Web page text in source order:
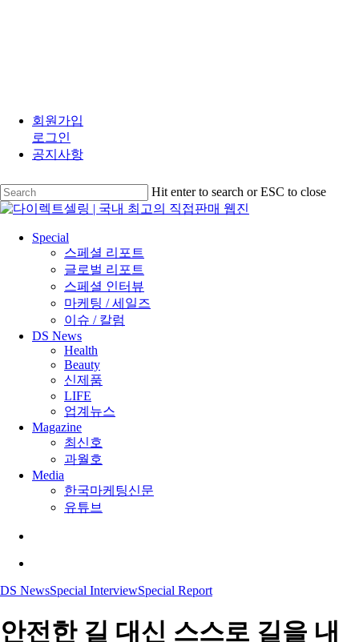
main
content
회원가입
로그인
공지사항
Hit enter to search or ESC to close
Close
search
Menu
Special
스페셜 리포트
글로벌 리포트
스페셜 인터뷰
마케팅 / 세일즈
이슈 / 칼럼
DS News
Health
Beauty
신제품
LIFE
업계뉴스
Magazine
최신호
과월호
Media
한국마케팅신문
유튜브
DS NewsSpecial InterviewSpecial Report
안전한 길 대신 스스로 길을 내